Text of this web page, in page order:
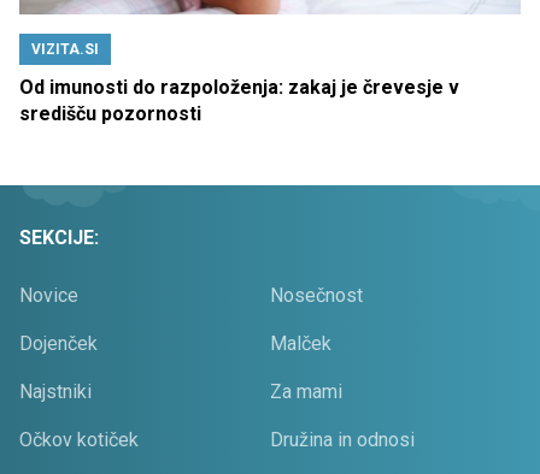
VIZITA.SI
Od imunosti do razpoloženja: zakaj je črevesje v
središču pozornosti
SEKCIJE:
Novice Nosečnost
Dojenček Malček
Najstniki Za mami
Očkov kotiček Družina in odnosi